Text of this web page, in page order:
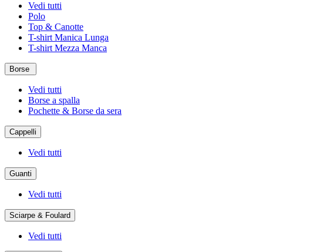
Vedi tutti
Polo
Top & Canotte
T-shirt Manica Lunga
T-shirt Mezza Manca
Borse
Vedi tutti
Borse a spalla
Pochette & Borse da sera
Cappelli
Vedi tutti
Guanti
Vedi tutti
Sciarpe & Foulard
Vedi tutti